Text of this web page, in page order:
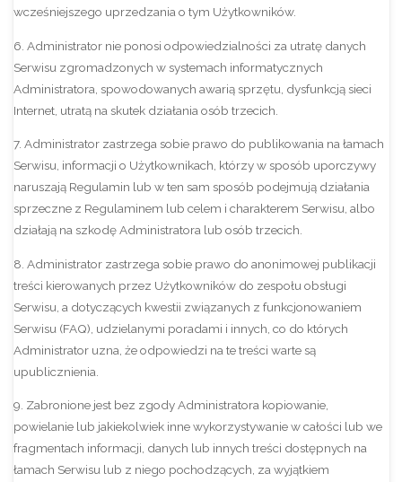
wcześniejszego uprzedzania o tym Użytkowników.
6. Administrator nie ponosi odpowiedzialności za utratę danych
Serwisu zgromadzonych w systemach informatycznych
Administratora, spowodowanych awarią sprzętu, dysfunkcją sieci
Internet, utratą na skutek działania osób trzecich.
7. Administrator zastrzega sobie prawo do publikowania na łamach
Serwisu, informacji o Użytkownikach, którzy w sposób uporczywy
naruszają Regulamin lub w ten sam sposób podejmują działania
sprzeczne z Regulaminem lub celem i charakterem Serwisu, albo
działają na szkodę Administratora lub osób trzecich.
8. Administrator zastrzega sobie prawo do anonimowej publikacji
treści kierowanych przez Użytkowników do zespołu obsługi
Serwisu, a dotyczących kwestii związanych z funkcjonowaniem
Serwisu (FAQ), udzielanymi poradami i innych, co do których
Administrator uzna, że odpowiedzi na te treści warte są
upublicznienia.
9. Zabronione jest bez zgody Administratora kopiowanie,
powielanie lub jakiekolwiek inne wykorzystywanie w całości lub we
fragmentach informacji, danych lub innych treści dostępnych na
łamach Serwisu lub z niego pochodzących, za wyjątkiem